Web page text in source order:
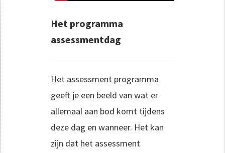
Het programma
assessmentdag
Het assessment programma
geeft je een beeld van wat er
allemaal aan bod komt tijdens
deze dag en wanneer. Het kan
zijn dat het assessment